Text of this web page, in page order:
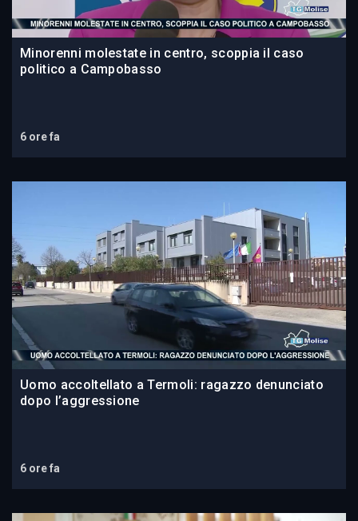
Minorenni molestate in centro, scoppia il caso
politico a Campobasso
6 ore fa
Uomo accoltellato a Termoli: ragazzo denunciato
dopo l’aggressione
6 ore fa